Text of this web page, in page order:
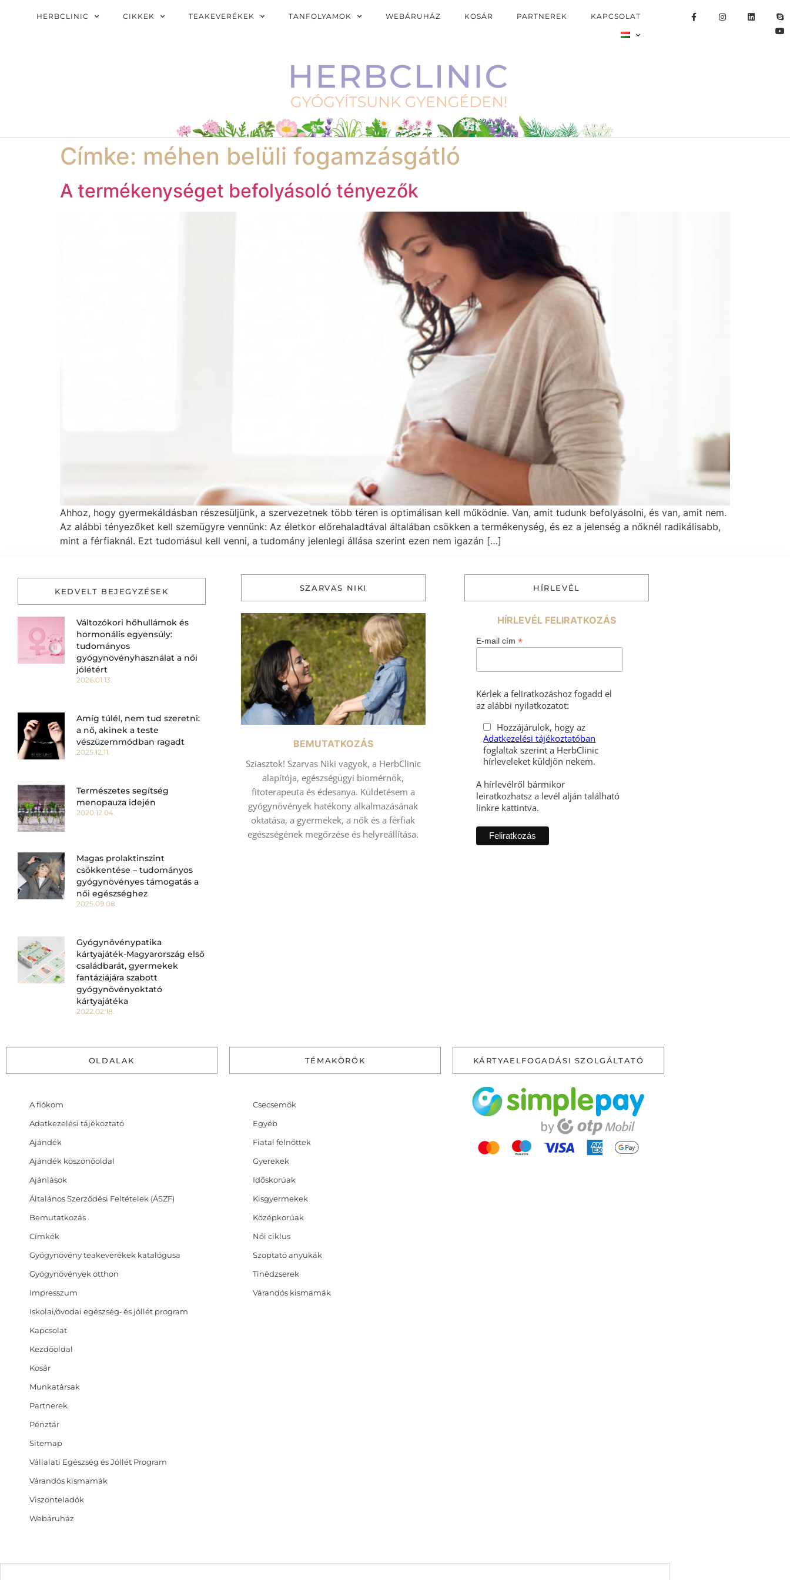
HERBCLINIC CIKKEK TEAKEVERÉKEK TANFOLYAMOK WEBÁRUHÁZ KOSÁR PARTNEREK KAPCSOLAT
Címke: méhen belüli fogamzásgátló
A termékenységet befolyásoló tényezők
Ahhoz, hogy gyermekáldásban részesüljünk, a szervezetnek több téren is optimálisan kell működnie. Van, amit tudunk befolyásolni, és van, amit nem.
Az alábbi tényezőket kell szemügyre vennünk: Az életkor előrehaladtával általában csökken a termékenység, és ez a jelenség a nőknél radikálisabb,
mint a férfiaknál. Ezt tudomásul kell venni, a tudomány jelenlegi állása szerint ezen nem igazán […]
KEDVELT BEJEGYZÉSEK
Változókori hőhullámok és
hormonális egyensúly:
tudományos
gyógynövényhasználat a női
jólétért
2026.01.13.
Amíg túlél, nem tud szeretni:
a nő, akinek a teste
vészüzemmódban ragadt
2025.12.11.
Természetes segítség
menopauza idején
2020.12.04.
Magas prolaktinszint
csökkentése – tudományos
gyógynövényes támogatás a
női egészséghez
2025.09.08.
Gyógynövénypatika
kártyajáték-Magyarország első
családbarát, gyermekek
fantáziájára szabott
gyógynövényoktató
kártyajátéka
2022.02.18.
SZARVAS NIKI
BEMUTATKOZÁS
Sziasztok! Szarvas Niki vagyok, a HerbClinic
alapítója, egészségügyi biomérnök,
fitoterapeuta és édesanya. Küldetésem a
gyógynövények hatékony alkalmazásának
oktatása, a gyermekek, a nők és a férfiak
egészségének megőrzése és helyreállítása.
HÍRLEVÉL
HÍRLEVÉL FELIRATKOZÁS
E-mail cím *
Kérlek a feliratkozáshoz fogadd el
az alábbi nyilatkozatot:
Hozzájárulok, hogy az
Adatkezelési tájékoztatóban
foglaltak szerint a HerbClinic
hírleveleket küldjön nekem.
A hírlevélről bármikor
leiratkozhatsz a levél alján található
linkre kattintva.
OLDALAK
A fiókom
Adatkezelési tájékoztató
Ajándék
Ajándék köszönőoldal
Ajánlások
Általános Szerződési Feltételek (ÁSZF)
Bemutatkozás
Címkék
Gyógynövény teakeverékek katalógusa
Gyógynövények otthon
Impresszum
Iskolai/óvodai egészség‑ és jóllét program
Kapcsolat
Kezdőoldal
Kosár
Munkatársak
Partnerek
Pénztár
Sitemap
Vállalati Egészség és Jóllét Program
Várandós kismamák
Viszonteladók
Webáruház
TÉMAKÖRÖK
Csecsemők
Egyéb
Fiatal felnőttek
Gyerekek
Időskorúak
Kisgyermekek
Középkorúak
Női ciklus
Szoptató anyukák
Tinédzserek
Várandós kismamák
KÁRTYAELFOGADÁSI SZOLGÁLTATÓ